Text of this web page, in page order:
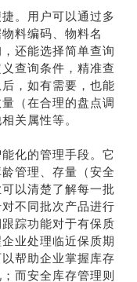
。用户可以通过多
料编码、物料名
还能选择简单查询
查询条件，精准查
，如有需要，也能
（在合理的盘点调
关属性等。
化的管理手段。它
管理、存量（安全
以清楚了解每一批
不同批次产品进行
踪功能对于有保质
业处理临近保质期
帮助企业掌握库存
而安全库存管理则